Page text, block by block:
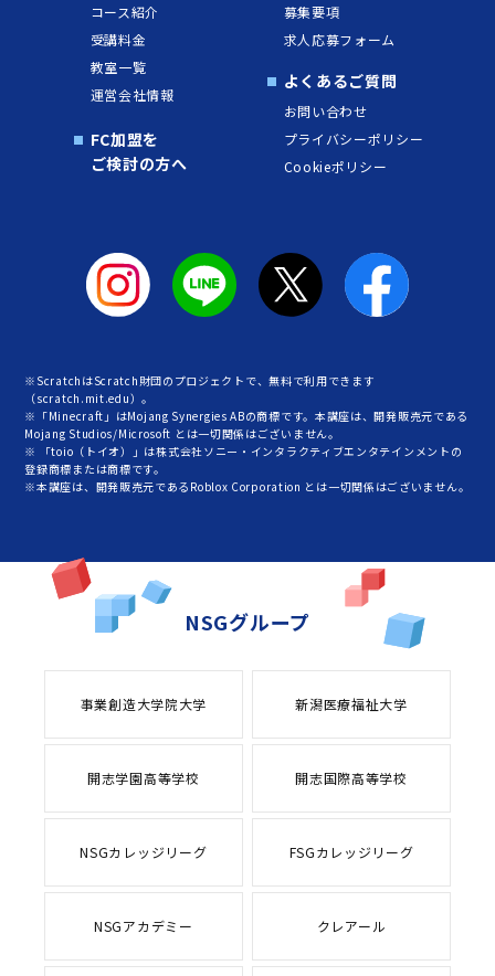
コース紹介
受講料金
教室一覧
運営会社情報
FC加盟を
ご検討の方へ
募集要項
求人応募フォーム
よくあるご質問
お問い合わせ
プライバシーポリシー
Cookieポリシー
※ScratchはScratch財団のプロジェクトで、無料で利用できます
（scratch.mit.edu）。
※「Minecraft」はMojang Synergies ABの商標です。本講座は、開発販売元である
Mojang Studios/Microsoft とは一切関係はございません。
※ 「toio（トイオ）」は株式会社ソニー・インタラクティブエンタテインメントの
登録商標または商標です。
※本講座は、開発販売元であるRoblox Corporation とは一切関係はございません。
NSGグループ
事業創造大学院大学 新潟医療福祉大学
開志学園高等学校 開志国際高等学校
NSGカレッジリーグ FSGカレッジリーグ
NSGアカデミー クレアール